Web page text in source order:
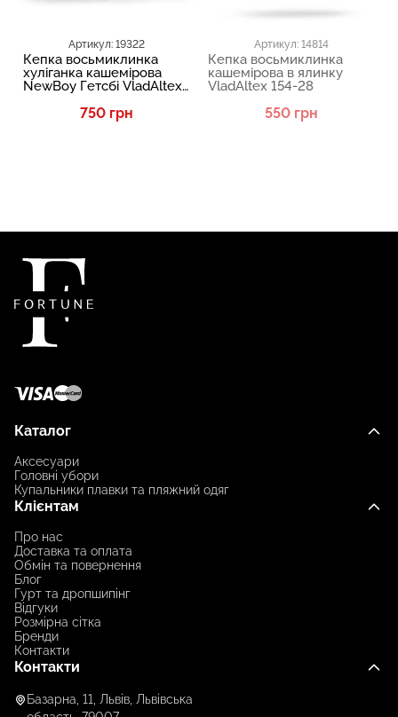
Артикул: 19322
Кепка восьмиклинка
хуліганка кашемірова
NewBoy Гетсбі VladAltex
750 грн
Артикул: 14814
Кепка восьмиклинка
кашемірова в ялинку
VladAltex 154-28
550 грн
Каталог
Аксесуари
Головні убори
Купальники плавки та пляжний одяг
Клієнтам
Про нас
Доставка та оплата
Обмін та повернення
Блог
Гурт та дропшипінг
Відгуки
Розмірна сітка
Бренди
Контакти
Контакти
Базарна, 11, Львів, Львівська